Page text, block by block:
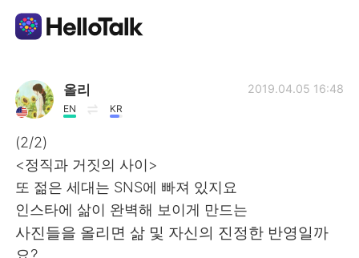
Sprachaustausch-App
AI Grammar Checker
Deutsch
English 简体中文
올리
EN KR
2019.04.05 16:48
(2/2)
<정직과 거짓의 사이>
또 젊은 세대는 SNS에 빠져 있지요
인스타에 삶이 완벽해 보이게 만드는
사진들을 올리면 삶 및 자신의 진정한 반영일까